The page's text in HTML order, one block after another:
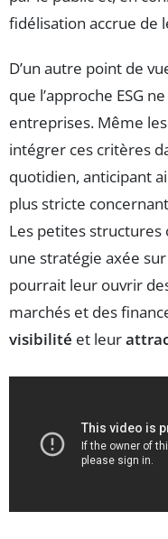
fidélisation accrue de
D’un autre point de
que l’approche ESG
entreprises. Même les
intégrer ces critères
quotidien, anticipant
plus stricte
Les petites
une stratégie axée
pourrait leur ouvrir
marchés et des
visibilité et leur